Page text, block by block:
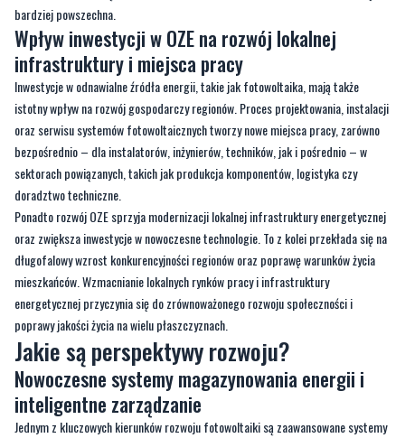
bardziej powszechna.
Wpływ inwestycji w OZE na rozwój lokalnej
infrastruktury i miejsca pracy
Inwestycje w odnawialne źródła energii, takie jak fotowoltaika, mają także
istotny wpływ na rozwój gospodarczy regionów. Proces projektowania, instalacji
oraz serwisu systemów fotowoltaicznych tworzy nowe miejsca pracy, zarówno
bezpośrednio – dla instalatorów, inżynierów, techników, jak i pośrednio – w
sektorach powiązanych, takich jak produkcja komponentów, logistyka czy
doradztwo techniczne.
Ponadto rozwój OZE sprzyja modernizacji lokalnej infrastruktury energetycznej
oraz zwiększa inwestycje w nowoczesne technologie. To z kolei przekłada się na
długofalowy wzrost konkurencyjności regionów oraz poprawę warunków życia
mieszkańców. Wzmacnianie lokalnych rynków pracy i infrastruktury
energetycznej przyczynia się do zrównoważonego rozwoju społeczności i
poprawy jakości życia na wielu płaszczyznach.
Jakie są perspektywy rozwoju?
Nowoczesne systemy magazynowania energii i
inteligentne zarządzanie
Jednym z kluczowych kierunków rozwoju fotowoltaiki są zaawansowane systemy